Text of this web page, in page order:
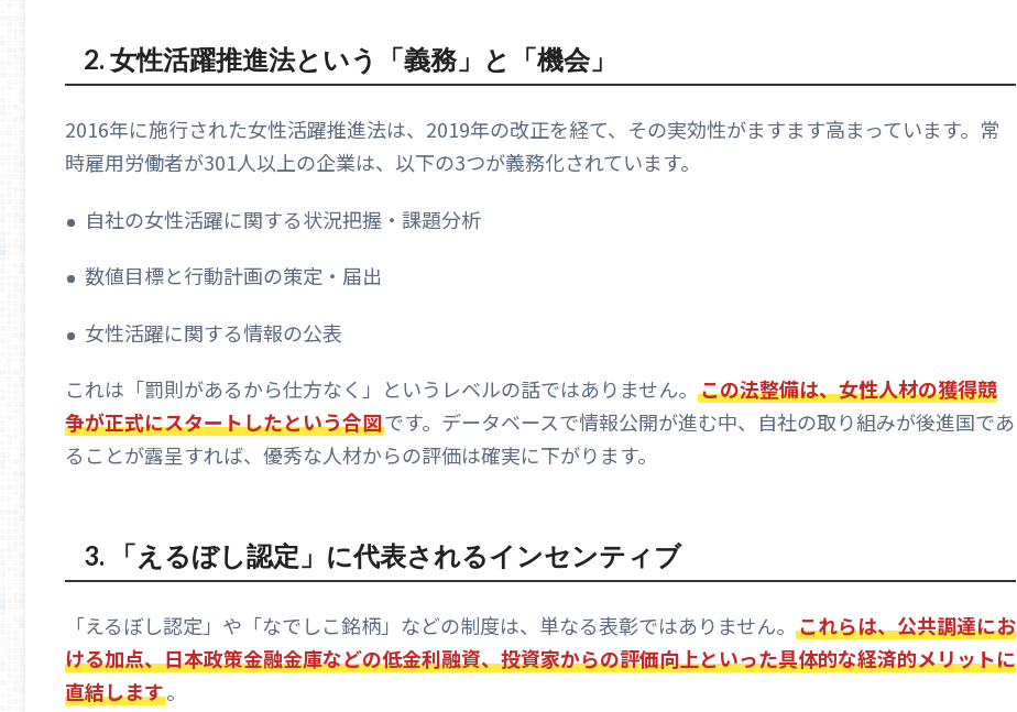
2. 女性活躍推進法という「義務」と「機会」
2016年に施行された女性活躍推進法は、2019年の改正を経て、その実効性がますます高まっています。常
時雇用労働者が301人以上の企業は、以下の3つが義務化されています。
自社の女性活躍に関する状況把握・課題分析
数値目標と行動計画の策定・届出
女性活躍に関する情報の公表
これは「罰則があるから仕方なく」というレベルの話ではありません。 この法整備は、女性人材の獲得競
争が正式にスタートしたという合図です。データベースで情報公開が進む中、自社の取り組みが後進国であ
ることが露呈すれば、優秀な人材からの評価は確実に下がります。
3. 「えるぼし認定」に代表されるインセンティブ
「えるぼし認定」や「なでしこ銘柄」などの制度は、単なる表彰ではありません。 これらは、公共調達にお
ける加点、日本政策金融金庫などの低金利融資、投資家からの評価向上といった具体的な経済的メリットに
直結します。